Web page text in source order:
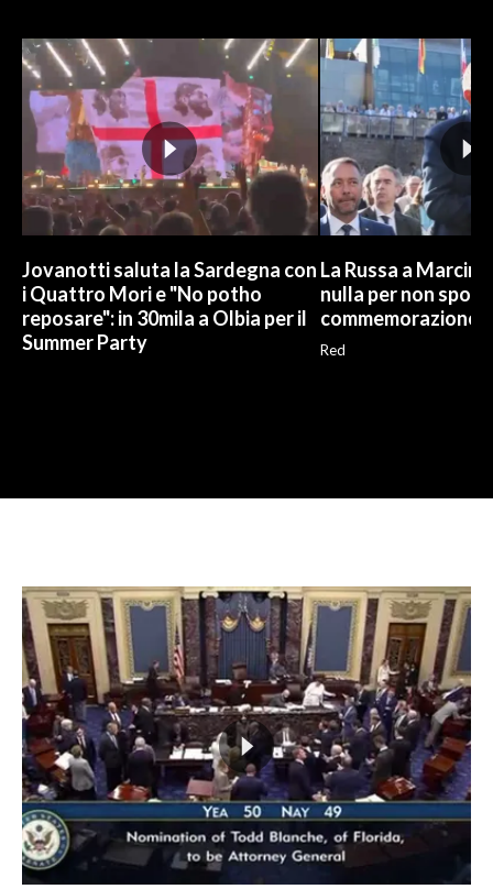
Jovanotti saluta la Sardegna con
i Quattro Mori e "No potho
reposare": in 30mila a Olbia per il
Summer Party
La Russa a
nulla per non
commemorazione
Red